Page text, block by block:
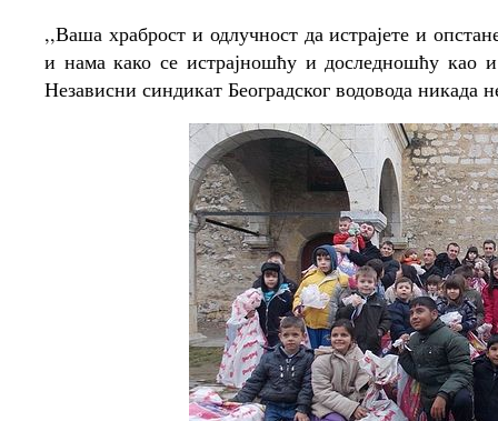
,,Ваша храброст и одлучност да истрајете и
и нама како се истрајношћу и доследношћу као
Независни синдикат Београдског водовода